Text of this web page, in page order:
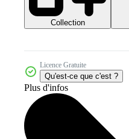
Collection
Licence Gratuite
Qu'est-ce que c'est ?
Plus d'infos